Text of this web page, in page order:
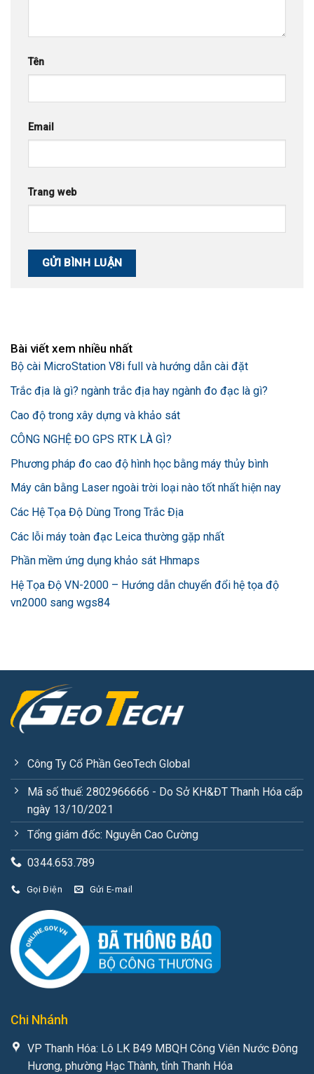
Tên
Email
Trang web
Bài viết xem nhiều nhất
Bộ cài MicroStation V8i full và hướng dẫn cài đặt
Trắc địa là gì? ngành trắc địa hay ngành đo đạc là gì?
Cao độ trong xây dựng và khảo sát
CÔNG NGHỆ ĐO GPS RTK LÀ GÌ?
Phương pháp đo cao độ hình học bằng máy thủy bình
Máy cân bằng Laser ngoài trời loại nào tốt nhất hiện nay
Các Hệ Tọa Độ Dùng Trong Trắc Địa
Các lỗi máy toàn đạc Leica thường gặp nhất
Phần mềm ứng dụng khảo sát Hhmaps
Hệ Tọa Độ VN-2000 – Hướng dẫn chuyển đổi hệ tọa độ
vn2000 sang wgs84
Công Ty Cổ Phần GeoTech Global
Mã số thuế: 2802966666 - Do Sở KH&ĐT Thanh Hóa cấp
ngày 13/10/2021
Tổng giám đốc: Nguyễn Cao Cường
0344.653.789
Gọi Điện Gửi E-mail
Chi Nhánh
VP Thanh Hóa: Lô LK B49 MBQH Công Viên Nước Đông
Hương, phường Hạc Thành, tỉnh Thanh Hóa